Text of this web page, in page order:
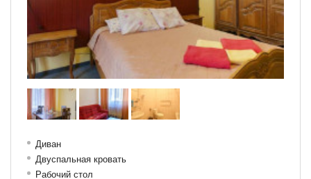
Диван
Двуспальная кровать
Рабочий стол